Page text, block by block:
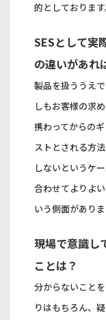
的としております
SESとして実
の違いがあれ
製品を扱ううえ
しもお客様の求
携わってからの
ストとされる方
しないというケ
合わせてよりよ
いう側面があり
現場で意識し
ことは？
分からないこと
りはもちろん、